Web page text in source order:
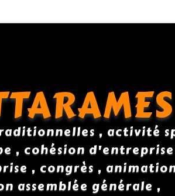
, activité
, cohésion
, congrès ,
assemblée générale ,